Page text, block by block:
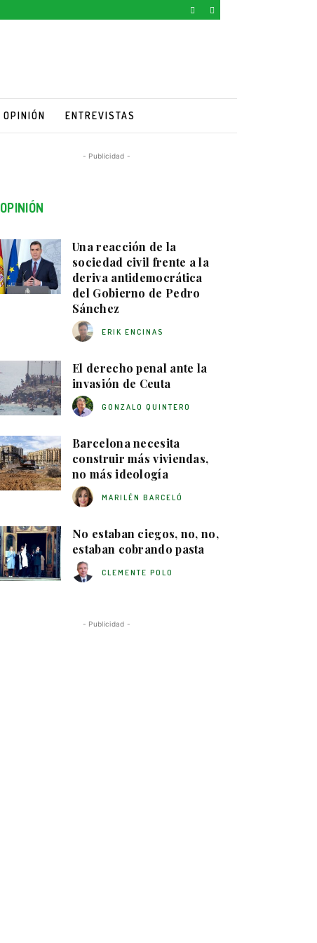
OPINIÓN ENTREVISTAS
- Publicidad -
OPINIÓN
Una reacción de la
sociedad civil frente a la
deriva antidemocrática
del Gobierno de Pedro
Sánchez
ERIK ENCINAS
El derecho penal ante la
invasión de Ceuta
GONZALO QUINTERO
Barcelona necesita
construir más viviendas,
no más ideología
MARILÉN BARCELÓ
No estaban ciegos, no, no,
estaban cobrando pasta
CLEMENTE POLO
- Publicidad -